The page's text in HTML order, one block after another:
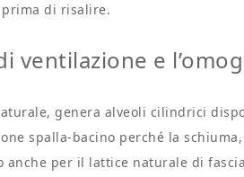
prima di risalire.
ventilazione e
genera alveoli cilindrici
spalla-bacino perché la
anche per il lattice naturale di